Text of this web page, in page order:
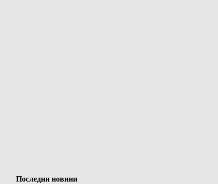
Последни новини